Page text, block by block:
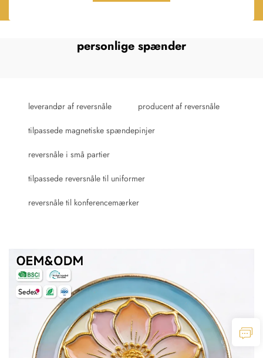
personlige spænder
leverandør af reversnåle producent af reversnåle
tilpassede magnetiske spændepinjer
reversnåle i små partier
tilpassede reversnåle til uniformer
reversnåle til konferencemærker